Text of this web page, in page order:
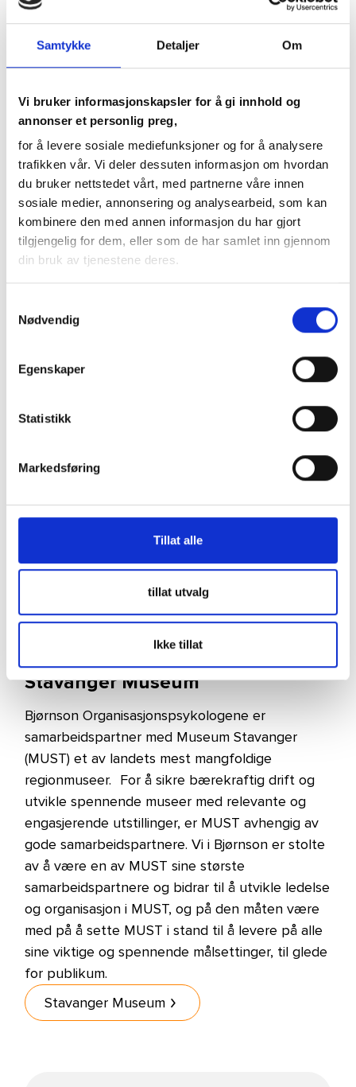
Samtykke Detaljer Om
Vi bruker informasjonskapsler for å gi innhold og
annonser et personlig preg,
for å levere sosiale mediefunksjoner og for å analysere
trafikken vår. Vi deler dessuten informasjon om hvordan
du bruker nettstedet vårt, med partnerne våre innen
sosiale medier, annonsering og analysearbeid, som kan
kombinere den med annen informasjon du har gjort
tilgjengelig for dem, eller som de har samlet inn gjennom
din bruk av tjenestene deres.
Nødvendig
Egenskaper
Statistikk
Markedsføring
Tillat alle
tillat utvalg
Ikke tillat
Stavanger Konserthus
Bjørnson var en av ti hovedsponsorer under
oppføringen av Stavanger Konserthus som sto
ferdig i 2012. Konserthuset knytter sammen
musikkparken i Bjergsted og byen. Huset har to
saler med fremragende akustikk - orkestersalen
med 1500 seter og Zetlitz med en kapasitet opp
mot 2000 ved stående publikum. Huset har i
løpet av få år tatt en posisjon i kulturlivet både
Stavanger Museum
Bjørnson Organisasjonspsykologene er
samarbeidspartner med Museum Stavanger
(MUST) et av landets mest mangfoldige
regionmuseer. For å sikre bærekraftig drift og
utvikle spennende museer med relevante og
engasjerende utstillinger, er MUST avhengig av
gode samarbeidspartnere. Vi i Bjørnson er stolte
av å være en av MUST sine største
samarbeidspartnere og bidrar til å utvikle ledelse
og organisasjon i MUST, og på den måten være
med på å sette MUST i stand til å levere på alle
sine viktige og spennende målsettinger, til glede
for publikum.
Stavanger Museum